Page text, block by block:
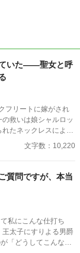
ていた――聖女と呼
フリートに嫁がされ
家の禁忌と、娘の死
文字数：10,220
質問ですが、本当
私にこんな仕打ち
太子にすりよる男爵
「どうしてこんなこ